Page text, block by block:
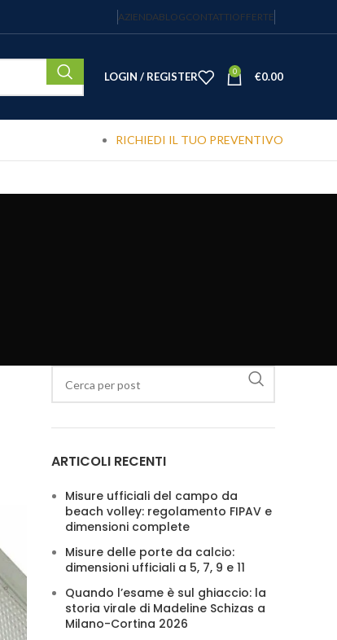
AZIENDABLOGCONTATTIOFFERTE
LOGIN / REGISTER 0 €0.00
RICHIEDI IL TUO PREVENTIVO
ARTICOLI RECENTI
Misure ufficiali del campo da
beach volley: regolamento FIPAV e
dimensioni complete
Misure delle porte da calcio:
dimensioni ufficiali a 5, 7, 9 e 11
Quando l’esame è sul ghiaccio: la
storia virale di Madeline Schizas a
Milano-Cortina 2026